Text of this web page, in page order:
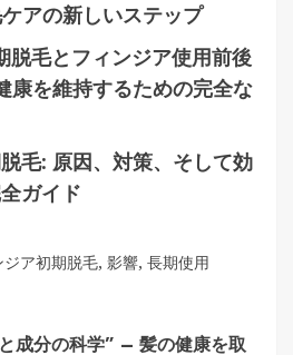
アの新しいステップ
脱毛とフィンジア使用前後
康を維持するための完全な
毛: 原因、対策、そして効
ガイド
ジア初期脱毛, 影響, 長期使用
成分の科学” – 髪の健康を取